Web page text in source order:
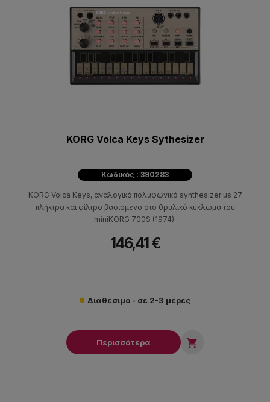
KORG Volca Keys Sythesizer
Κωδικός : 390283
KORG Volca Keys, αναλογικό πολυφωνικό synthesizer με 27
πλήκτρα και φίλτρο βασισμένο στο θρυλικό κύκλωμα του
miniKORG 700S (1974).
146,41 €
Διαθέσιμο - σε 2-3 μέρες
Περισσότερα 